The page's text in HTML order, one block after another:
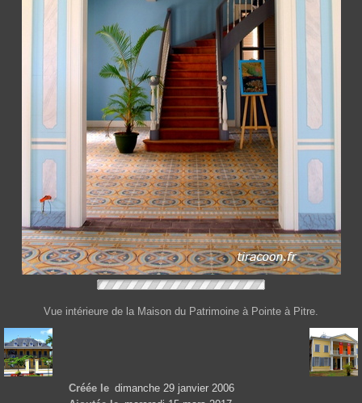
Vue intérieure de la Maison du Patrimoine à Pointe à Pitre.
Créée le dimanche 29 janvier 2006